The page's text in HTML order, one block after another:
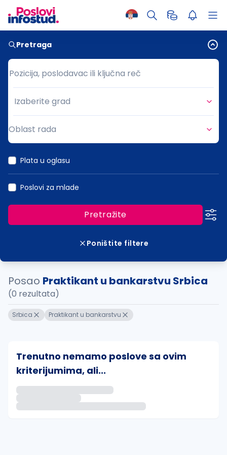
Pretraga
Pozicija, poslodavac ili ključna reč
Pozicija, poslodavac ili ključna reč
Grad
Izaberite grad
Oblast rada
Plata u oglasu
Poslovi za mlade
Pretražite
Poništite filtere
Posao Praktikant u bankarstvu Srbica
(0 rezultata)
Srbica Praktikant u bankarstvu
Trenutno nemamo poslove sa ovim
kriterijumima, ali...